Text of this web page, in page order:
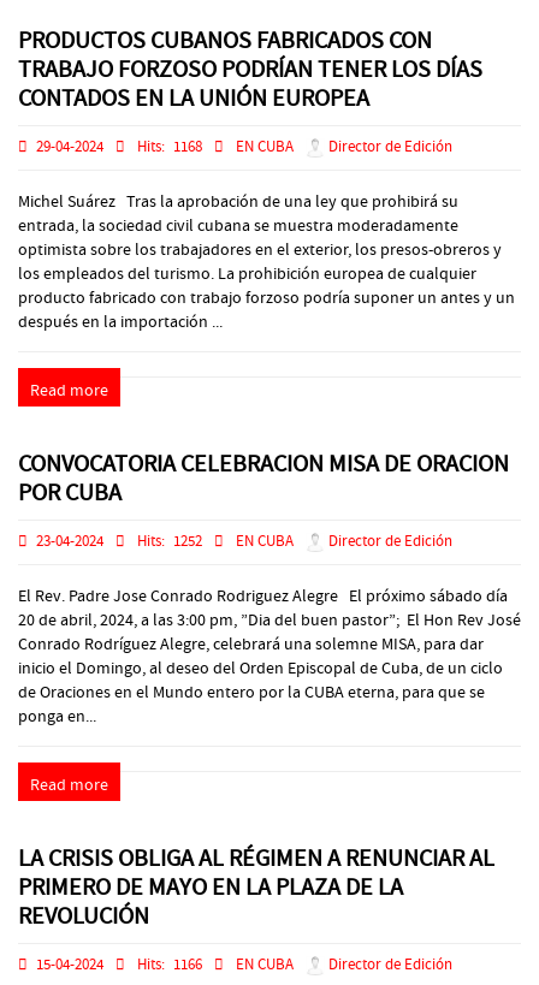
PRODUCTOS CUBANOS FABRICADOS CON
TRABAJO FORZOSO PODRÍAN TENER LOS DÍAS
CONTADOS EN LA UNIÓN EUROPEA
29-04-2024 Hits: 1168 EN CUBA Director de Edición
Michel Suárez Tras la aprobación de una ley que prohibirá su
entrada, la sociedad civil cubana se muestra moderadamente
optimista sobre los trabajadores en el exterior, los presos-obreros y
los empleados del turismo. La prohibición europea de cualquier
producto fabricado con trabajo forzoso podría suponer un antes y un
después en la importación ...
Read more
CONVOCATORIA CELEBRACION MISA DE ORACION
POR CUBA
23-04-2024 Hits: 1252 EN CUBA Director de Edición
El Rev. Padre Jose Conrado Rodriguez Alegre El próximo sábado día
20 de abril, 2024, a las 3:00 pm, ”Dia del buen pastor”; El Hon Rev José
Conrado Rodríguez Alegre, celebrará una solemne MISA, para dar
inicio el Domingo, al deseo del Orden Episcopal de Cuba, de un ciclo
de Oraciones en el Mundo entero por la CUBA eterna, para que se
ponga en...
Read more
LA CRISIS OBLIGA AL RÉGIMEN A RENUNCIAR AL
PRIMERO DE MAYO EN LA PLAZA DE LA
REVOLUCIÓN
15-04-2024 Hits: 1166 EN CUBA Director de Edición